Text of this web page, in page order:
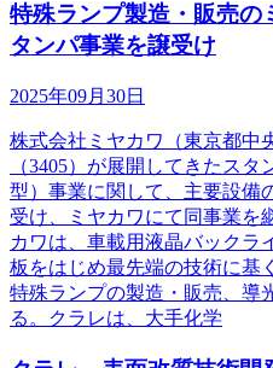
特殊ランプ製造・販売の
タンパ事業を譲受け
2025年09月30日
株式会社ミヤカワ（東京都中
（3405）が展開してきたス
型）事業に関して、主要設備
受け、ミヤカワにて同事業を
カワは、車載用液晶バックラ
板をはじめ最先端の技術に基
特殊ランプの製造・販売、導
る。クラレは、大手化学